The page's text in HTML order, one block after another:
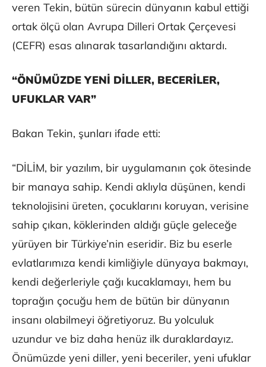
veren Tekin, bütün sürecin dünyanın kabul ettiği
ortak ölçü olan Avrupa Dilleri Ortak Çerçevesi
(CEFR) esas alınarak tasarlandığını aktardı.
“ÖNÜMÜZDE YENİ DİLLER, BECERİLER,
UFUKLAR VAR”
Bakan Tekin, şunları ifade etti:
“DİLİM, bir yazılım, bir uygulamanın çok ötesinde
bir manaya sahip. Kendi aklıyla düşünen, kendi
teknolojisini üreten, çocuklarını koruyan, verisine
sahip çıkan, köklerinden aldığı güçle geleceğe
yürüyen bir Türkiye’nin eseridir. Biz bu eserle
evlatlarımıza kendi kimliğiyle dünyaya bakmayı,
kendi değerleriyle çağı kucaklamayı, hem bu
toprağın çocuğu hem de bütün bir dünyanın
insanı olabilmeyi öğretiyoruz. Bu yolculuk
uzundur ve biz daha henüz ilk duraklardayız.
Önümüzde yeni diller, yeni beceriler, yeni ufuklar